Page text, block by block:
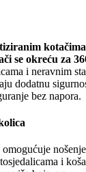
kotačima
se okreću za
i neravnim
dodatnu
bez napora.
omogućuje
i